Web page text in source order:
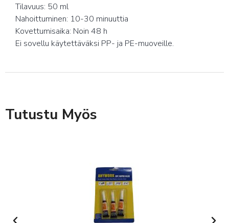
Tilavuus: 50 ml
Nahoittuminen: 10-30 minuuttia
Kovettumisaika: Noin 48 h
Ei sovellu käytettäväksi PP- ja PE-muoveille.
Tutustu Myös